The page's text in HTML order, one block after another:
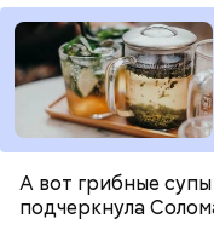
А вот грибные
подчеркнула
с сахарным
лишним весом.